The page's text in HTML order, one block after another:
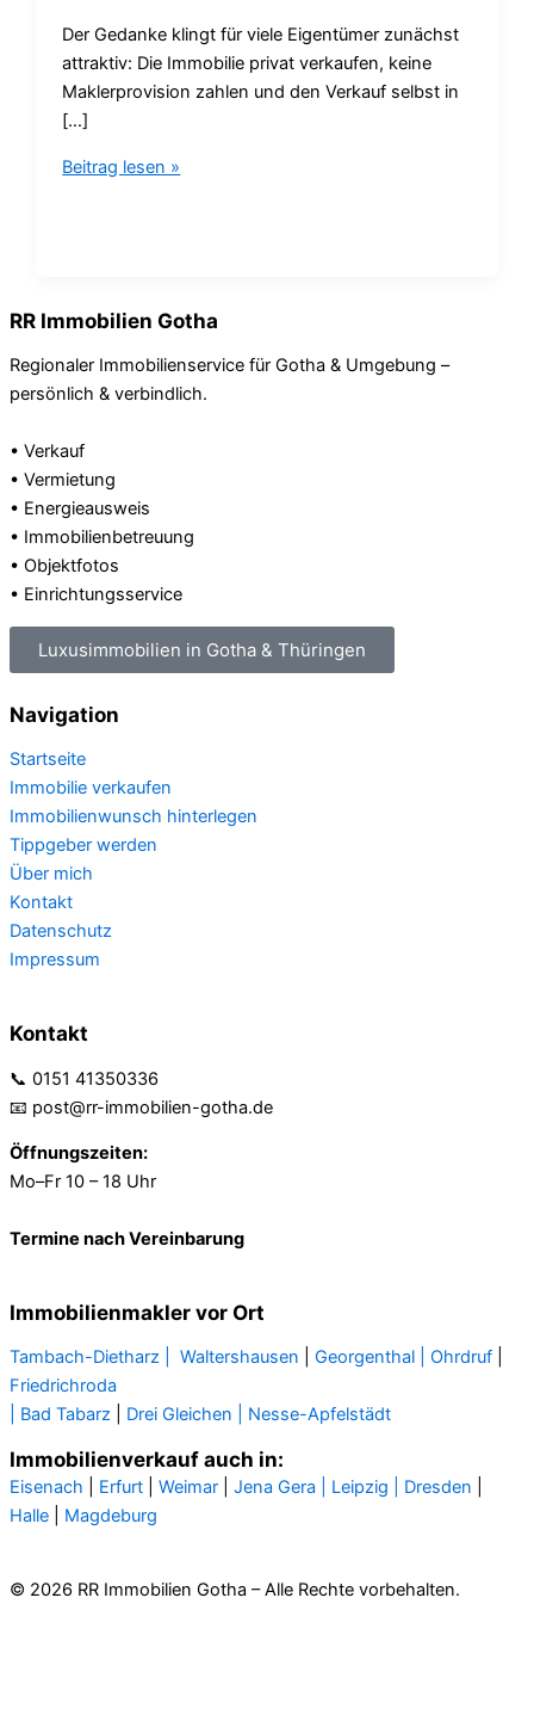
Der Gedanke klingt für viele Eigentümer zunächst
attraktiv: Die Immobilie privat verkaufen, keine
Maklerprovision zahlen und den Verkauf selbst in
[…]
Beitrag lesen »
RR Immobilien Gotha
Regionaler Immobilienservice für Gotha & Umgebung –
persönlich & verbindlich.
• Verkauf
• Vermietung
• Energieausweis
• Immobilienbetreuung
• Objektfotos
• Einrichtungsservice
Luxusimmobilien in Gotha & Thüringen
Navigation
Startseite
Immobilie verkaufen
Immobilienwunsch hinterlegen
Tippgeber werden
Über mich
Kontakt
Datenschutz
Impressum
Kontakt
📞 0151 41350336
📧 post@rr-immobilien-gotha.de
Öffnungszeiten:
Mo–Fr 10 – 18 Uhr
Termine nach Vereinbarung
Immobilienmakler vor Ort
Tambach-Dietharz | Waltershausen Georgenthal | Ohrdruf
Friedrichroda
| Bad Tabarz
Drei Gleichen | Nesse-Apfelstädt
Immobilienverkauf auch in:
Eisenach Erfurt Weimar Jena Gera | Leipzig | Dresden
Halle
Magdeburg
© 2026 RR Immobilien Gotha – Alle Rechte vorbehalten.